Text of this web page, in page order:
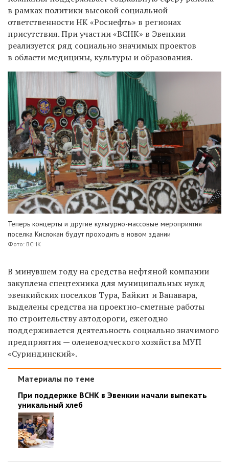
в рамках политики высокой социальной
ответственности НК «Роснефть» в регионах
присутствия. При участии «ВСНК» в Эвенкии
реализуется ряд социально значимых проектов
в области медицины, культуры и образования.
Теперь концерты и другие культурно-массовые мероприятия
поселка Кислокан будут проходить в новом здании
Фото: ВСНК
В минувшем году на средства нефтяной компании
закуплена спецтехника для муниципальных нужд
эвенкийских поселков Тура, Байкит и Ванавара,
выделены средства на проектно-сметные работы
по строительству автодороги, ежегодно
поддерживается деятельность социально значимого
предприятия — оленеводческого хозяйства МУП
«Суриндинский».
Материалы по теме
При поддержке ВСНК в Эвенкии начали выпекать
уникальный хлеб